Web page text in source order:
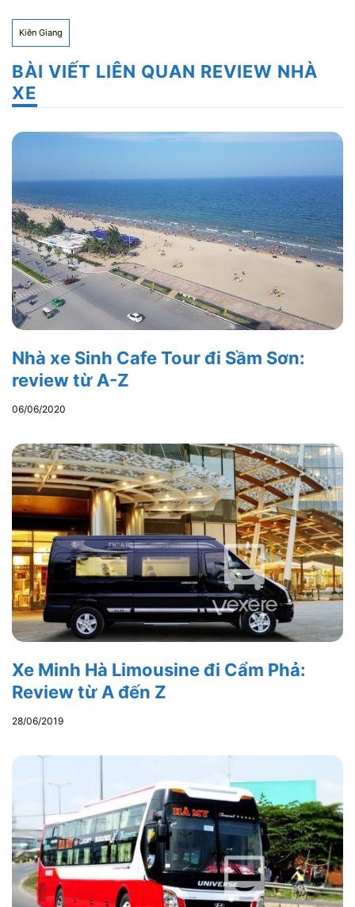
Kiên Giang
BÀI VIẾT LIÊN QUAN REVIEW NHÀ
XE
Nhà xe Sinh Cafe Tour đi Sầm Sơn:
review từ A-Z
06/06/2020
Xe Minh Hà Limousine đi Cẩm Phả:
Review từ A đến Z
28/06/2019